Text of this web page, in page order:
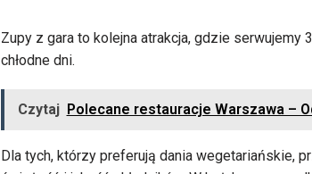
Zupy z gara to kolejna atrakcja, gdzie
chłodne dni.
Czytaj Polecane restauracje Warszawa –
Dla tych, którzy preferują dania wegetariańskie,